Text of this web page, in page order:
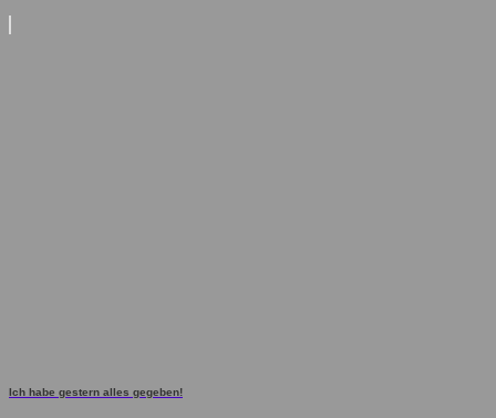
Ich habe gestern alles gegeben!